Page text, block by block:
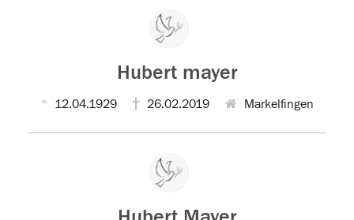
Hubert mayer
12.04.1929 26.02.2019 Markelfingen